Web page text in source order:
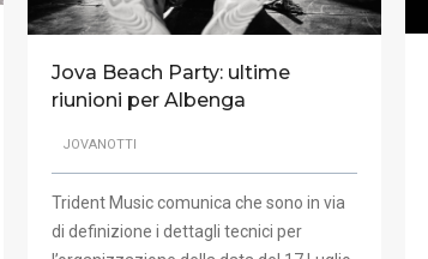
Jova Beach Party: ultime
riunioni per Albenga
JOVANOTTI
Trident Music comunica che sono in via
di definizione i dettagli tecnici per